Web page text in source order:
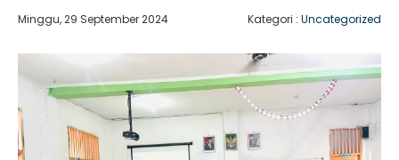
Minggu, 29 September 2024 Kategori : Uncategorized